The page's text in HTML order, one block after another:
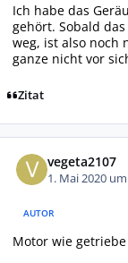
Ich habe das
gehört. Sobald
weg, ist also noch
ganze nicht vor
Zitat
vegeta2107
1. Mai 2020
AUTOR
Motor wie